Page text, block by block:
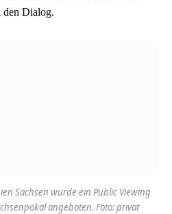
den Dialog.
Sachsen wurde ein Public Viewing
angeboten. Foto: privat